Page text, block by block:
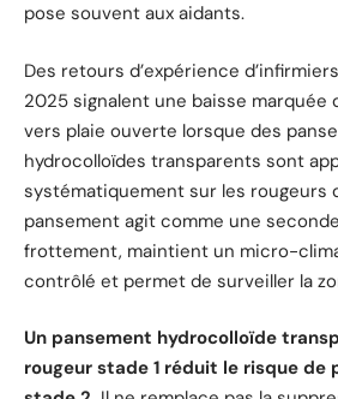
pose souvent aux aidants.
Des retours d’expérience
2025 signalent une baisse marquée
vers plaie ouverte lorsque des
hydrocolloïdes transparents sont
systématiquement sur les rougeurs
pansement agit comme une
frottement, maintient un micro-
contrôlé et permet de surveiller la
Un pansement hydrocolloïde
rougeur stade 1 réduit le risque de